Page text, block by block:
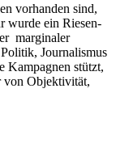
vorhanden sind,
wurde ein Riesen-
marginaler
Journalismus
Kampagnen stützt,
von Objektivität,